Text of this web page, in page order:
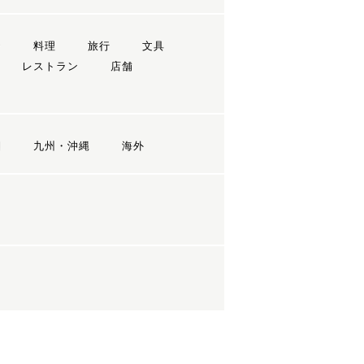
料理 旅行
文具
レストラン
店舗
九州・沖縄 海外